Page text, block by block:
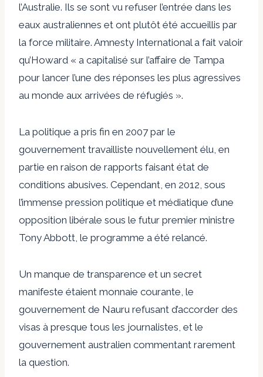
l’Australie. Ils se sont vu refuser l’entrée dans les
eaux australiennes et ont plutôt été accueillis par
la force militaire. Amnesty International a fait valoir
qu’Howard « a capitalisé sur l’affaire de Tampa
pour lancer l’une des réponses les plus agressives
au monde aux arrivées de réfugiés ».
La politique a pris fin en 2007 par le
gouvernement travailliste nouvellement élu, en
partie en raison de rapports faisant état de
conditions abusives. Cependant, en 2012, sous
l’immense pression politique et médiatique d’une
opposition libérale sous le futur premier ministre
Tony Abbott, le programme a été relancé.
Un manque de transparence et un secret
manifeste étaient monnaie courante, le
gouvernement de Nauru refusant d’accorder des
visas à presque tous les journalistes, et le
gouvernement australien commentant rarement
la question.